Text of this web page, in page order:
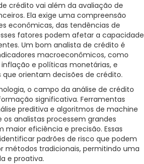
crédito vai além da avaliação de
Ela exige uma compreensão
econômicas, das tendências de
fatores podem afetar a capacidade
Um bom analista de crédito é
macroeconômicos, como
e políticas monetárias, e
orientam decisões de crédito.
o campo da análise de crédito
significativa. Ferramentas
preditiva e algoritmos de machine
analistas processem grandes
maior eficiência e precisão. Essas
padrões de risco que podem
métodos tradicionais, permitindo uma
e proativa.